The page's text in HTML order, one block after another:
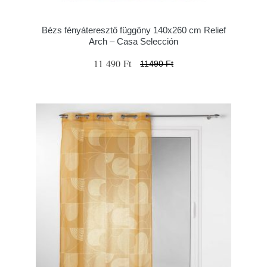
Bézs fényáteresztő függöny 140x260 cm Relief
Arch – Casa Selección
11 490 Ft 11490 Ft